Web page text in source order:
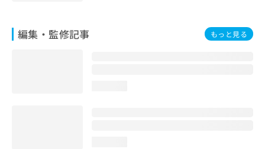
編集・監修記事 もっと見る